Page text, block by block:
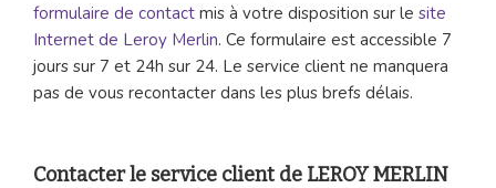
formulaire de contact mis à votre disposition sur le site
Internet de Leroy Merlin. Ce formulaire est accessible 7
jours sur 7 et 24h sur 24. Le service client ne manquera
pas de vous recontacter dans les plus brefs délais.
Contacter le service client de LEROY MERLIN